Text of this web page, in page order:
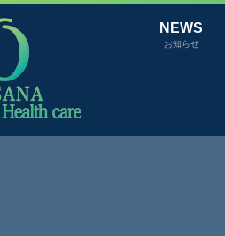
NEWS
お知らせ